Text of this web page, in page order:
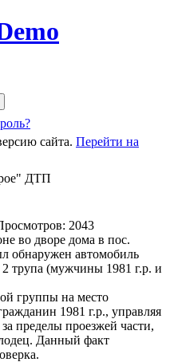
сайта. Перейти на
ДТП
2043
во дворе дома в пос.
обнаружен автомобиль
трупа (мужчины 1981 г.р. и
группы на место
1981 г.р., управляя
пределы проезжей части,
Данный факт